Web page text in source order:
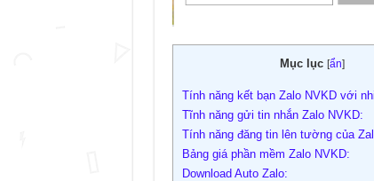
Mục lục [ẩn]
Tính năng kết bạn Zalo NVKD với
Tĩnh năng gửi tin nhắn Zalo NVKD:
Tính năng đăng tin lên tường của
Bảng giá phần mềm Zalo NVKD:
Download Auto Zalo: